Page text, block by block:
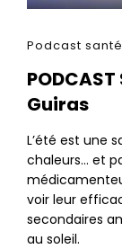
Podcast santé
Guiras
L’été est une
chaleurs… et
voir leur
secondaires
au soleil.